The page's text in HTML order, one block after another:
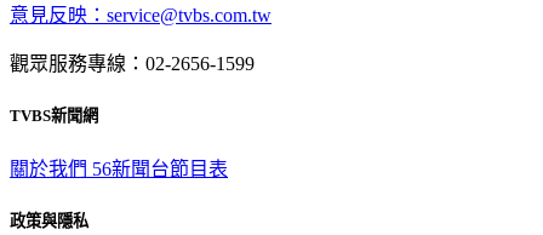
意見反映：service@tvbs.com.tw
觀眾服務專線：02-2656-1599
TVBS新聞網
關於我們 56新聞台節目表
政策與隱私